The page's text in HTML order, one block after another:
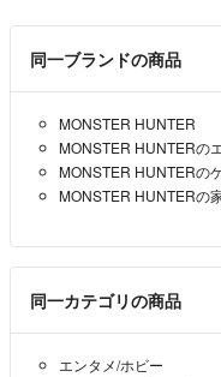
同一ブランドの商品
MONSTER HUNTER
MONSTER HUNTERの
MONSTER HUNTERの
MONSTER HUNTERの
同一カテゴリの商品
エンタメ/ホビー